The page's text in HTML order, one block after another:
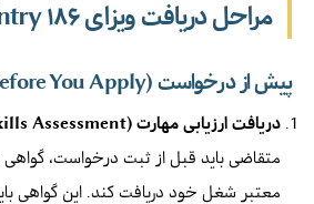
مراحل دریافت ویزای ۱۸۶ Direct Entry
پیش از درخواست (Before You Apply)
دریافت ارزیابی مهارت (Skills Assessment):
متقاضی باید قبل از ثبت درخواست، گواهی
معتبر شغل خود دریافت کند. این گواهی